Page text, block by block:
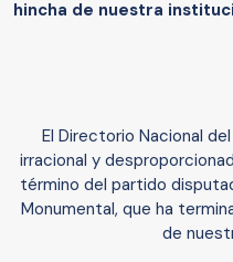
hincha de nuestra
El Directorio Nacional
irracional y
término del partido
Monumental, que ha
de